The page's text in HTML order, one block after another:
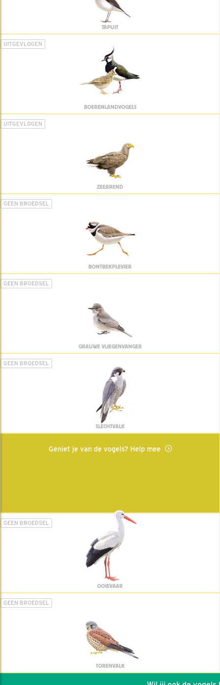
TAPUIT
UITGEVLOGEN
BOERENLANDVOGELS
UITGEVLOGEN
ZEEAREND
GEEN BROEDSEL
BONTBEKPLEVIER
GEEN BROEDSEL
GRAUWE VLIEGENVANGER
GEEN BROEDSEL
SLECHTVALK
Geniet je van de vogels? Help mee
GEEN BROEDSEL
OOIEVAAR
GEEN BROEDSEL
TORENVALK